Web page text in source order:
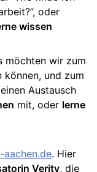
oder
wissen
möchten wir zum
können, und zum
Austausch
mit, oder lerne
. Hier
Verity, die